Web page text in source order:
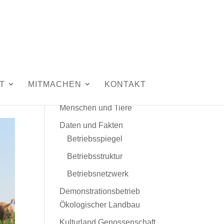
MITMACHEN KONTAKT
Menschen und Tiere
Daten und Fakten
Betriebsspiegel
Betriebsstruktur
Betriebsnetzwerk
Demonstrationsbetrieb
Ökologischer Landbau
Kulturland Genossenschaft